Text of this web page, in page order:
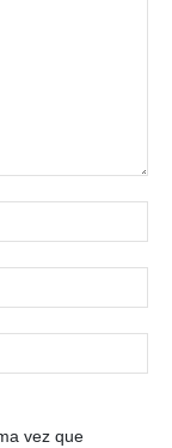
vez que